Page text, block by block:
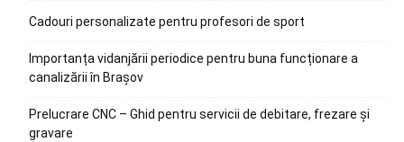
Cadouri personalizate pentru profesori de sport
Importanța vidanjării periodice pentru buna funcționare a
canalizării în Brașov
Prelucrare CNC – Ghid pentru servicii de debitare, frezare și
gravare